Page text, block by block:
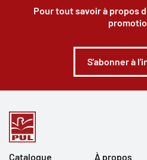
Pour tout savoir à propos
S'abonner à
Catalogue
À propos